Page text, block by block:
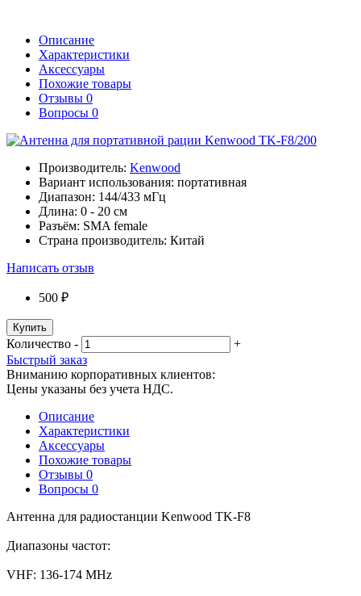
Описание
Характеристики
Аксессуары
Похожие товары
Отзывы 0
Вопросы 0
Производитель: Kenwood
Вариант использования: портативная
Диапазон: 144/433 мГц
Длина: 0 - 20 см
Разъём: SMA female
Страна производитель: Китай
Написать отзыв
500 ₽
Купить
Количество -
+
Быстрый заказ
Вниманию корпоративных клиентов:
Цены указаны без учета НДС.
Описание
Характеристики
Аксессуары
Похожие товары
Отзывы 0
Вопросы 0
Антенна для радиостанции Kenwood TK-F8
Диапазоны частот:
VHF: 136-174 MHz